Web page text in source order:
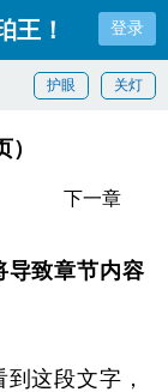
王！ 登录
关灯
护眼
下一章
导致章节内容
这段文字，